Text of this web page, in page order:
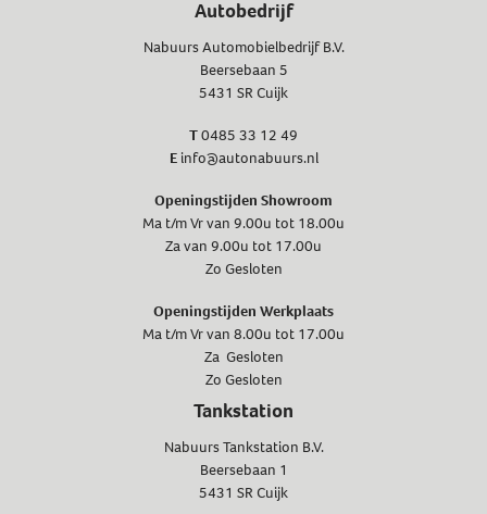
Autobedrijf
Nabuurs Automobielbedrijf B.V.
Beersebaan 5
5431 SR Cuijk
T0485 33 12 49
E info@autonabuurs.nl
Openingstijden Showroom
Ma t/m Vr van 9.00u tot 18.00u
Za van 9.00u tot 17.00u
Zo Gesloten
Openingstijden Werkplaats
Ma t/m Vr van 8.00u tot 17.00u
Za Gesloten
Zo Gesloten
Tankstation
Nabuurs Tankstation B.V.
Beersebaan 1
5431 SR Cuijk